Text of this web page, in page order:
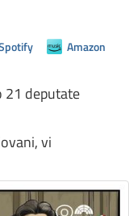
Amazon
21 deputate
vi